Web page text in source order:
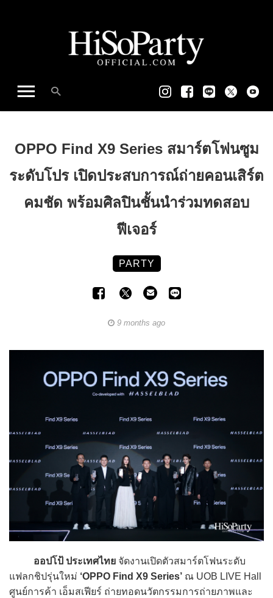
OPPO Find X9 Series สมาร์ตโฟนซูม
ระดับโปร เปิดประสบการณ์ถ่ายคอนเสิร์ต
คมชัด พร้อมศิลปินชั้นนำร่วมทดสอบ
ฟีเจอร์
PARTY
9 months ago
ออปโป้ ประเทศไทย จัดงานเปิดตัวสมาร์ตโฟนระดับ
แฟลกชิปรุ่นใหม่ ‘OPPO Find X9 Series’ ณ UOB LIVE Hall
ศูนย์การค้า เอ็มสเฟียร์ ถ่ายทอดนวัตกรรมการถ่ายภาพและ